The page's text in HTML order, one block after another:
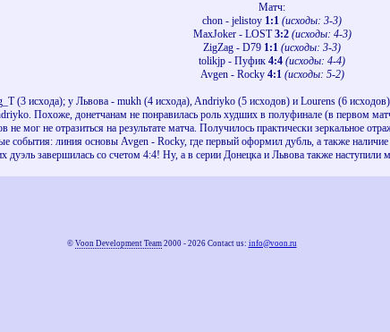
Матч:
chon - jelistoy 1:1 (исходы: 3-3)
MaxJoker - LOST3:2 (исходы: 4-3)
ZigZag - D79 1:1 (исходы: 3-3)
tolikjp - Пуфик 4:4 (исходы: 4-4)
Avgen - Rocky 4:1 (исходы: 5-2)
(3 исхода); у Львова - mukh (4 исхода), Andriyko (5 исходов) и Lourens (6
Похоже, донетчанам не понравилась роль худших в полуфинале (в первом
не мог не отразиться на результате матча. Получилось практически зеркальное
линия основы Avgen - Rocky, где первый оформил дубль, а также
завершилась со счетом 4:4! Ну, а в серии Донецка и Львова также
© Voon Development Team2000 - 2026 Contact us: info@voon.ru